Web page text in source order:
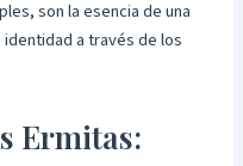
son la esencia de una
a través de los
Ermitas: